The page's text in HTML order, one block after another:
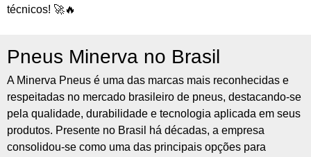
técnicos! 🚀🔥
Pneus Minerva no Brasil
A Minerva Pneus é uma das marcas mais reconhecidas e
respeitadas no mercado brasileiro de pneus, destacando-se
pela qualidade, durabilidade e tecnologia aplicada em seus
produtos. Presente no Brasil há décadas, a empresa
consolidou-se como uma das principais opções para